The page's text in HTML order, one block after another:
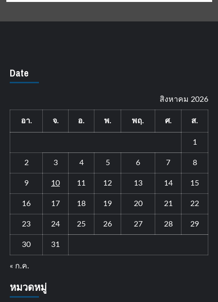
Date
สิงหาคม 2026
อา. จ. อ. พ. พฤ. ศ. ส.
1
2 3 4 5 6 7 8
9 10 11 12 13 14 15
16 17 18 19 20 21 22
23 24 25 26 27 28 29
30 31
« ก.ค.
หมวดหมู่